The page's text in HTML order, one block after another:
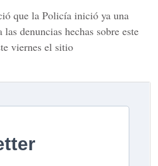
que la Policía inició ya una
denuncias hechas sobre este
viernes el sitio